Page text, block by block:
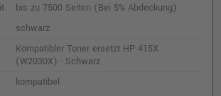
bis zu 7500 Seiten (Bei 5% Abdeckung)
schwarz
Kompatibler Toner ersetzt HP 415X
(W2030X) · Schwarz
kompatibel